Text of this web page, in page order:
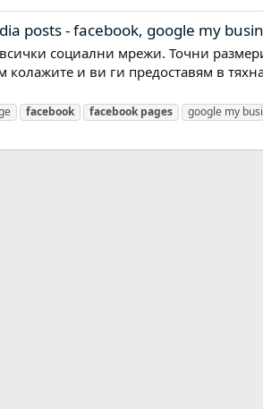
posts - facebook, google my
социални мрежи. Точни
и ви ги предоставям в
facebook facebook pages google my